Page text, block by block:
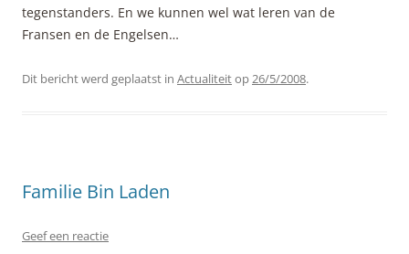
tegenstanders. En we kunnen wel wat leren van de
Fransen en de Engelsen…
Dit bericht werd geplaatst in Actualiteitop26/5/2008.
Familie Bin Laden
Geef een reactie